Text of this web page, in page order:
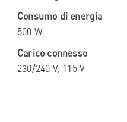
Consumo di energia
500 W
Carico connesso
230/240 V, 115 V